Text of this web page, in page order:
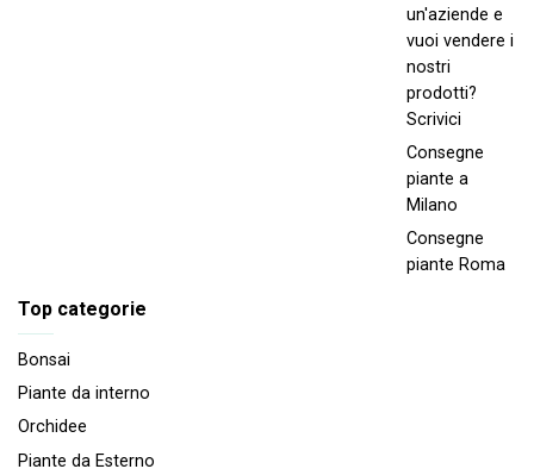
un'aziende e
vuoi vendere i
nostri
prodotti?
Scrivici
Consegne
piante a
Milano
Consegne
piante Roma
Top categorie
Bonsai
Piante da interno
Orchidee
Piante da Esterno